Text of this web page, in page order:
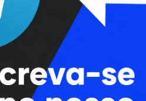
Colaboradores
Cursos